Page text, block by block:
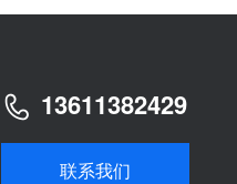
13611382429
联系我们